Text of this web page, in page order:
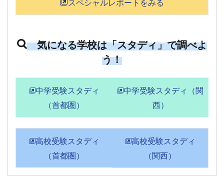
スペシャルレポートをみる
気になる学校は「スタディ」で調べよ
う！
中学受験スタディ
（首都圏）
中学受験スタディ（関
西）
高校受験スタディ
（首都圏）
高校受験スタディ
（関西）